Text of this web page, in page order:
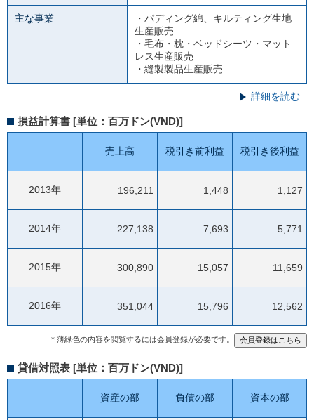
主な事業
・パディング綿、キルティング生地
生産販売
・毛布・枕・ベッドシーツ・マット
レス生産販売
・縫製製品生産販売
詳細を読む
損益計算書 [単位：百万ドン(VND)]
売上高 税引き前利益 税引き後利益
2013年 196,211 1,448 1,127
2014年 227,138 7,693 5,771
2015年 300,890 15,057 11,659
2016年 351,044 15,796 12,562
＊薄緑色の内容を閲覧するには会員登録が必要です。
貸借対照表 [単位：百万ドン(VND)]
資産の部 負債の部 資本の部